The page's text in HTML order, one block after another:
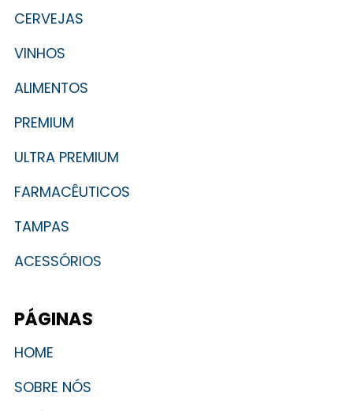
CERVEJAS
VINHOS
ALIMENTOS
PREMIUM
ULTRA PREMIUM
FARMACÊUTICOS
TAMPAS
ACESSÓRIOS
PÁGINAS
HOME
SOBRE NÓS